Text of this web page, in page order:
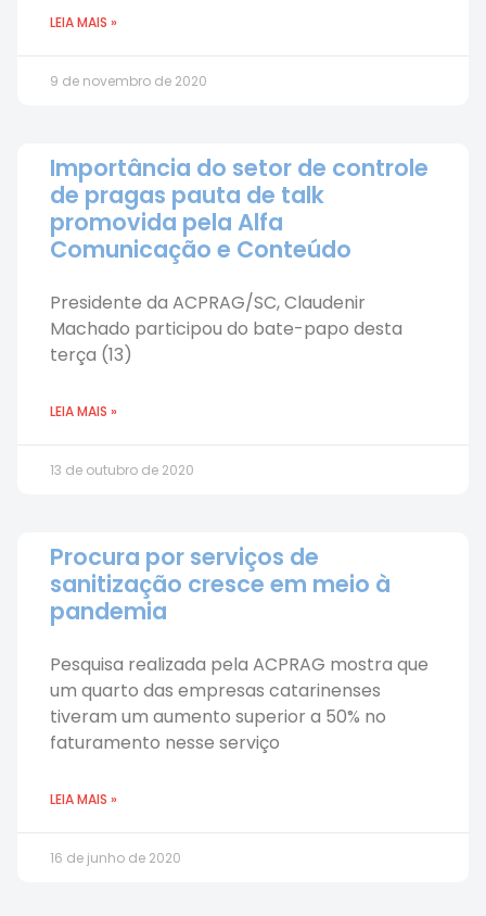
LEIA MAIS »
9 de novembro de 2020
Importância do setor de controle
de pragas pauta de talk
promovida pela Alfa
Comunicação e Conteúdo
Presidente da ACPRAG/SC, Claudenir
Machado participou do bate-papo desta
terça (13)
LEIA MAIS »
13 de outubro de 2020
Procura por serviços de
sanitização cresce em meio à
pandemia
Pesquisa realizada pela ACPRAG mostra que
um quarto das empresas catarinenses
tiveram um aumento superior a 50% no
faturamento nesse serviço
LEIA MAIS »
16 de junho de 2020